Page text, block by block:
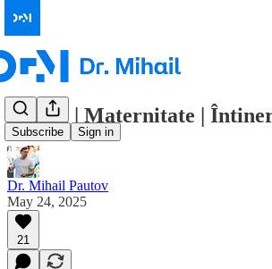
Subscribe Sign in
Relații | Maternitate |
Dr. Mihail Pautov
May 24, 2025
21